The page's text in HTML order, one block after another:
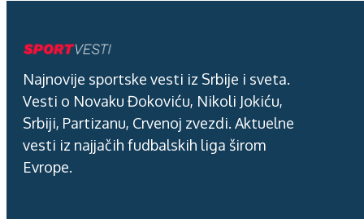
Najnovije sportske vesti iz Srbije i sveta.
Vesti o Novaku Đokoviću, Nikoli Jokiću,
Srbiji, Partizanu, Crvenoj zvezdi. Aktuelne
vesti iz najjačih fudbalskih liga širom
Evrope.